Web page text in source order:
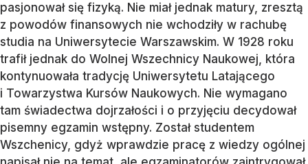
pasjonował się fizyką. Nie miał jednak matury, zresztą
z powodów finansowych nie wchodziły w rachubę
studia na Uniwersytecie Warszawskim. W 1928 roku
trafił jednak do Wolnej Wszechnicy Naukowej, która
kontynuowała tradycję Uniwersytetu Latającego
i Towarzystwa Kursów Naukowych. Nie wymagano
tam świadectwa dojrzałości i o przyjęciu decydował
pisemny egzamin wstępny. Został studentem
Wszchenicy, gdyż wprawdzie pracę z wiedzy ogólnej